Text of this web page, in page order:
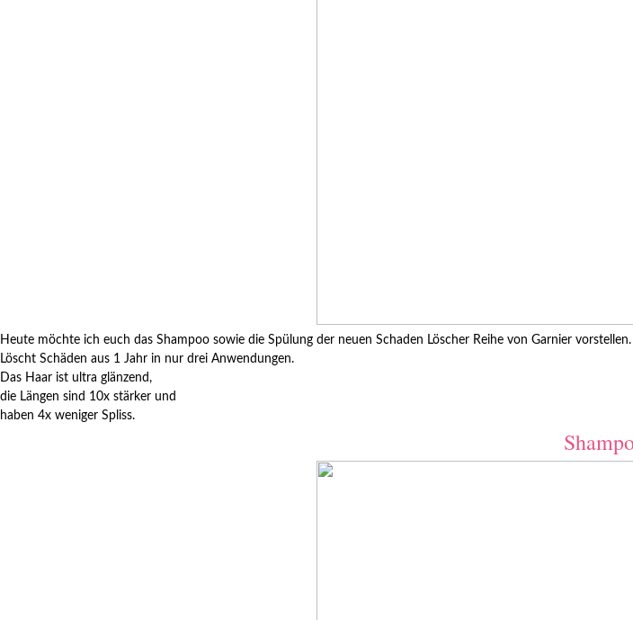
Heute möchte ich euch das Shampoo sowie die Spülung der neuen Schaden Löscher Reihe von Garnier
Löscht Schäden aus 1 Jahr in nur drei Anwendungen.
Das Haar ist ultra glänzend,
die Längen sind 10x stärker und
haben 4x weniger Spliss.